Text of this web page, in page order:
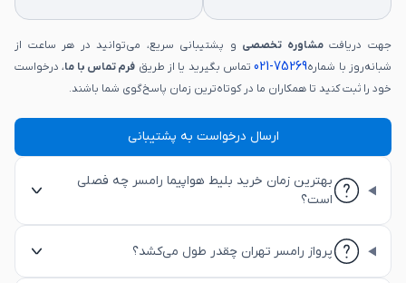
جهت دریافتمشاوره تخصصی و پشتیبانی سریع، می‌توانید در هر ساعت از
شبانه‌روز با شماره75269-021 تماس بگیرید یا از طریق فرم تماس با ما، درخواست
خود را ثبت کنید تا همکاران ما در کوتاه‌ترین زمان پاسخ‌گوی شما باشند.
ارسال درخواست به پشتیبانی
بهترین زمان خرید بلیط هواپیما رامسر چه فصلی
است؟
پرواز رامسر تهران چقدر طول می‌کشد؟